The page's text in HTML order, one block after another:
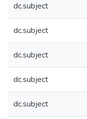
dc.subject
dc.subject
dc.subject
dc.subject
dc.subject